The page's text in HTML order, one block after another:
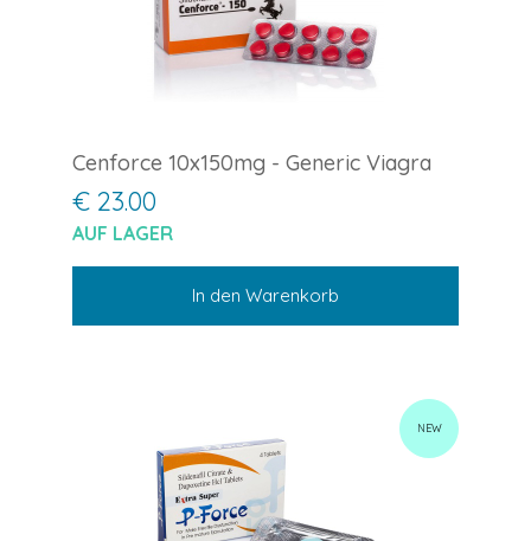
Cenforce 10x150mg - Generic Viagra
€ 23.00
AUF LAGER
In den Warenkorb
NEW